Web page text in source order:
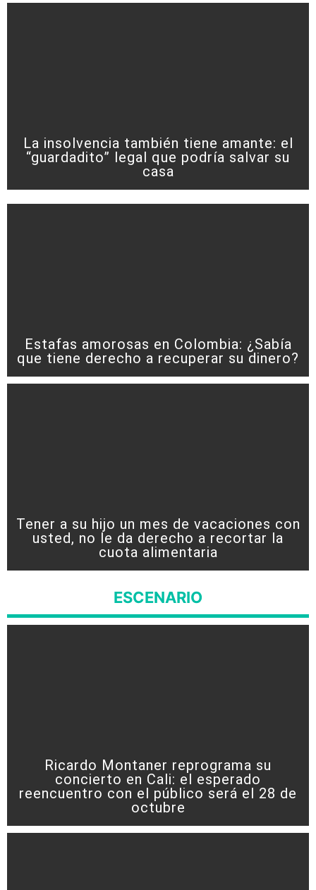
La insolvencia también tiene amante: el
“guardadito” legal que podría salvar su
casa
Estafas amorosas en Colombia: ¿Sabía
que tiene derecho a recuperar su dinero?
Tener a su hijo un mes de vacaciones con
usted, no le da derecho a recortar la
cuota alimentaria
ESCENARIO
Ricardo Montaner reprograma su
concierto en Cali: el esperado
reencuentro con el público será el 28 de
octubre